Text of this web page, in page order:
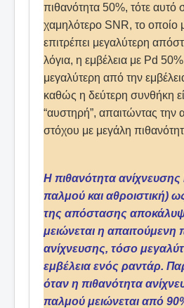
πιθανότητα 50%, τότε αυτό
χαμηλότερο SNR, το οποίο
επιτρέπει μεγαλύτερη
λόγια, η εμβέλεια με Pd 50%
μεγαλύτερη από την
καθώς η δεύτερη συνθήκη
“αυστηρή”, απαιτώντας την
στόχου με μεγάλη
Η πιθανότητα ανίχνευσης
παλμού και αθροιστική)
της απόστασης
μειώνεται η απαιτούμενη
ανίχνευσης, τόσο
εμβέλεια ενός ραντάρ.
όταν η πιθανότητα
παλμού μειώνεται από